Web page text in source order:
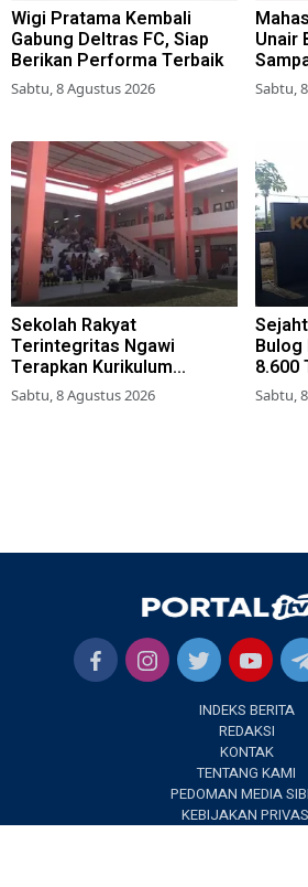
Wigi Pratama Kembali
Gabung Deltras FC, Siap
Berikan Performa Terbaik
Sabtu, 8 Agustus 2026
Unair
Sabtu,
Sekolah Rakyat
Terintegritas Ngawi
Terapkan Kurikulum
Berbasis Asrama
Sabtu, 8 Agustus 2026
8.600
Sabtu,
INDEKS BERITA
REDAKSI
KONTAK
TENTANG KAMI
PEDOMAN MEDIA
KEBIJAKAN